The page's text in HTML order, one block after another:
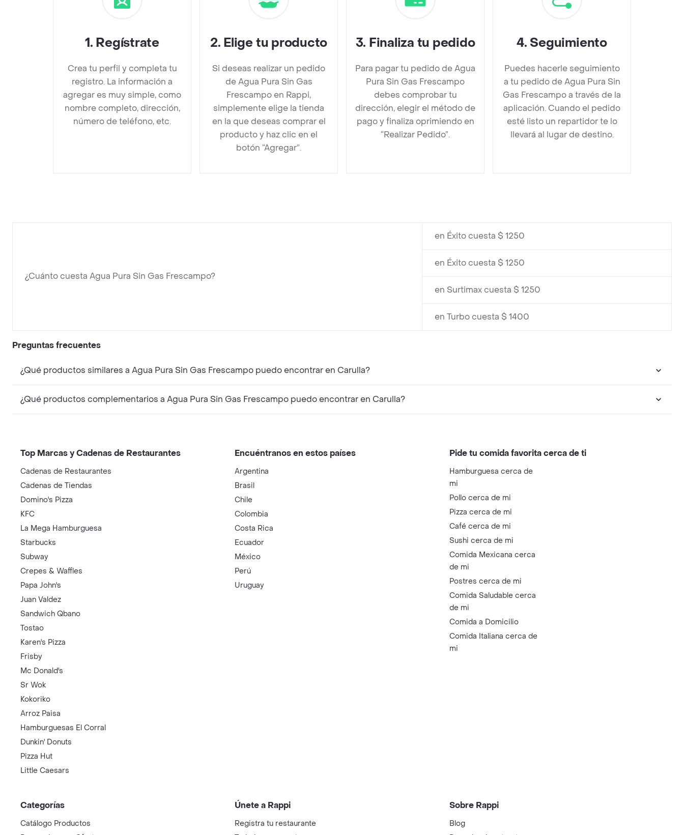
1. Regístrate
Crea tu perfil y completa tu
registro. La información a
agregar es muy simple, como
nombre completo, dirección,
número de teléfono, etc.
2. Elige tu producto
Si deseas realizar un pedido
de Agua Pura Sin Gas
Frescampo en Rappi,
simplemente elige la tienda
en la que deseas comprar el
producto y haz clic en el
botón “Agregar”.
3. Finaliza tu pedido
Para pagar tu pedido de Agua
Pura Sin Gas Frescampo
debes comprobar tu
dirección, elegir el método de
pago y finaliza oprimiendo en
“Realizar Pedido”.
4. Seguimiento
Puedes hacerle seguimiento
a tu pedido de Agua Pura Sin
Gas Frescampo a través de la
aplicación. Cuando el pedido
esté listo un repartidor te lo
llevará al lugar de destino.
¿Cuánto cuesta Agua Pura Sin Gas Frescampo?
en Éxito cuesta $ 1250
en Éxito cuesta $ 1250
en Surtimax cuesta $ 1250
en Turbo cuesta $ 1400
Preguntas frecuentes
¿Qué productos similares a Agua Pura Sin Gas Frescampo puedo encontrar en Carulla?
¿Qué productos complementarios a Agua Pura Sin Gas Frescampo puedo encontrar en Carulla?
Top Marcas y Cadenas de Restaurantes
Cadenas de Restaurantes
Cadenas de Tiendas
Domino's Pizza
KFC
La Mega Hamburguesa
Starbucks
Subway
Crepes & Waffles
Papa John's
Juan Valdez
Sandwich Qbano
Tostao
Karen's Pizza
Frisby
Mc Donald's
Sr Wok
Kokoriko
Arroz Paisa
Hamburguesas El Corral
Dunkin' Donuts
Pizza Hut
Little Caesars
Encuéntranos en estos países
Argentina
Brasil
Chile
Colombia
Costa Rica
Ecuador
México
Perú
Uruguay
Pide tu comida favorita cerca de ti
Hamburguesa cerca de
mi
Pollo cerca de mi
Pizza cerca de mi
Café cerca de mi
Sushi cerca de mi
Comida Mexicana cerca
de mi
Postres cerca de mi
Comida Saludable cerca
de mi
Comida a Domicilio
Comida Italiana cerca de
mi
Categorías
Catálogo Productos
Únete a Rappi
Registra tu restaurante
Sobre Rappi
Blog